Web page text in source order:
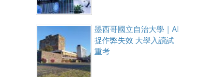
墨西哥國立自治大學｜AI
捉作弊失效 大學入讀試
重考